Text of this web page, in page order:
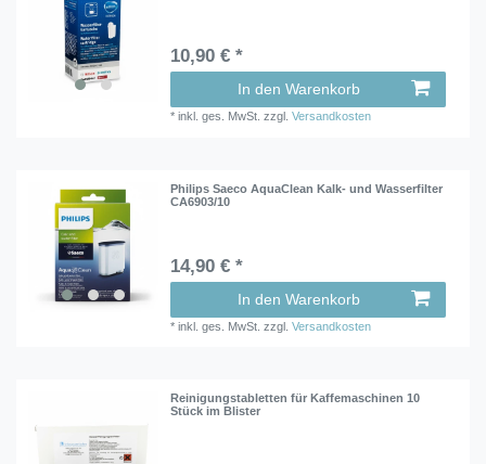
10,90 € *
In den Warenkorb
*inkl. ges. MwSt. zzgl.Versandkosten
Philips Saeco AquaClean Kalk- und Wasserfilter
CA6903/10
14,90 € *
In den Warenkorb
*inkl. ges. MwSt. zzgl.Versandkosten
Reinigungstabletten für Kaffemaschinen 10
Stück im Blister